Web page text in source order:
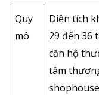
Quy
mô
Diện tích
29 đến 36
căn hộ
tâm